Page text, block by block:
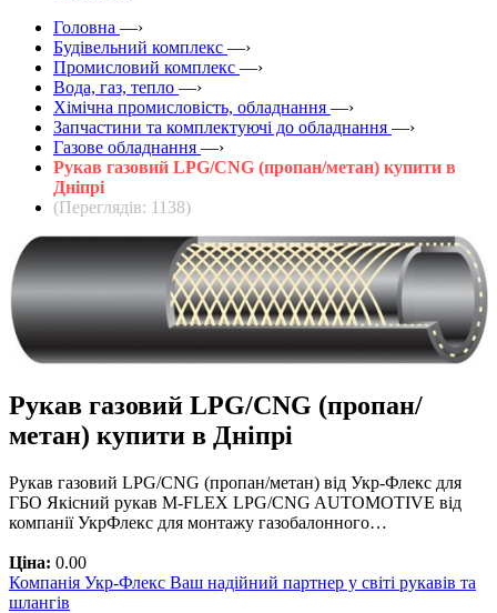
Головна —›
Будівельний комплекс —›
Промисловий комплекс —›
Вода, газ, тепло —›
Хімічна промисловість, обладнання —›
Запчастини та комплектуючі до обладнання —›
Газове обладнання —›
Рукав газовий LPG/CNG (пропан/метан) купити в
Дніпрі
(Переглядів: 1138)
Рукав газовий LPG/CNG (пропан/
метан) купити в Дніпрі
Рукав газовий LPG/CNG (пропан/метан) від Укр-Флекс для
ГБО Якісний рукав M-FLEX LPG/CNG AUTOMOTIVE від
компанії УкрФлекс для монтажу газобалонного…
Ціна: 0.00
Компанія Укр-Флекс Ваш надійний партнер у світі рукавів та
шлангів